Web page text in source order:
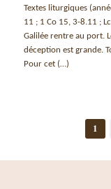
Textes liturgiques
11 ; 1 Co 15, 3-8.11 ;
Galilée rentre au port.
déception est grande.
Pour cet (…)
1